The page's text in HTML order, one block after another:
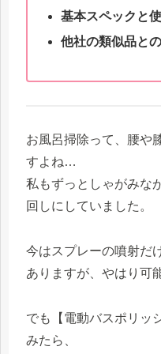
基本スペックと
他社の類似品と
お風呂掃除って、腰や
すよね…
私もずっとしゃがみな
回しにしていました。
今はスプレーの噴射だ
ありますが、やはり可
でも【電動バスポリッ
みたら、